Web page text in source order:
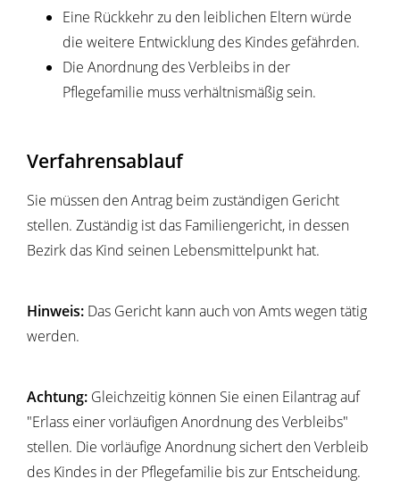
Eine Rückkehr zu den leiblichen Eltern würde
die weitere Entwicklung des Kindes gefährden.
Die Anordnung des Verbleibs in der
Pflegefamilie muss verhältnismäßig sein.
Verfahrensablauf
Sie müssen den Antrag beim zuständigen Gericht
stellen. Zuständig ist das Familiengericht, in dessen
Bezirk das Kind seinen Lebensmittelpunkt hat.
Hinweis: Das Gericht kann auch von Amts wegen tätig
werden.
Achtung: Gleichzeitig können Sie einen Eilantrag auf
"Erlass einer vorläufigen Anordnung des Verbleibs"
stellen. Die vorläufige Anordnung sichert den Verbleib
des Kindes in der Pflegefamilie bis zur Entscheidung.